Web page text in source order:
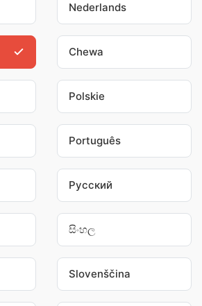
Nederlands
Chewa
Polskie
Português
Pусский
සිංහල
Slovenščina